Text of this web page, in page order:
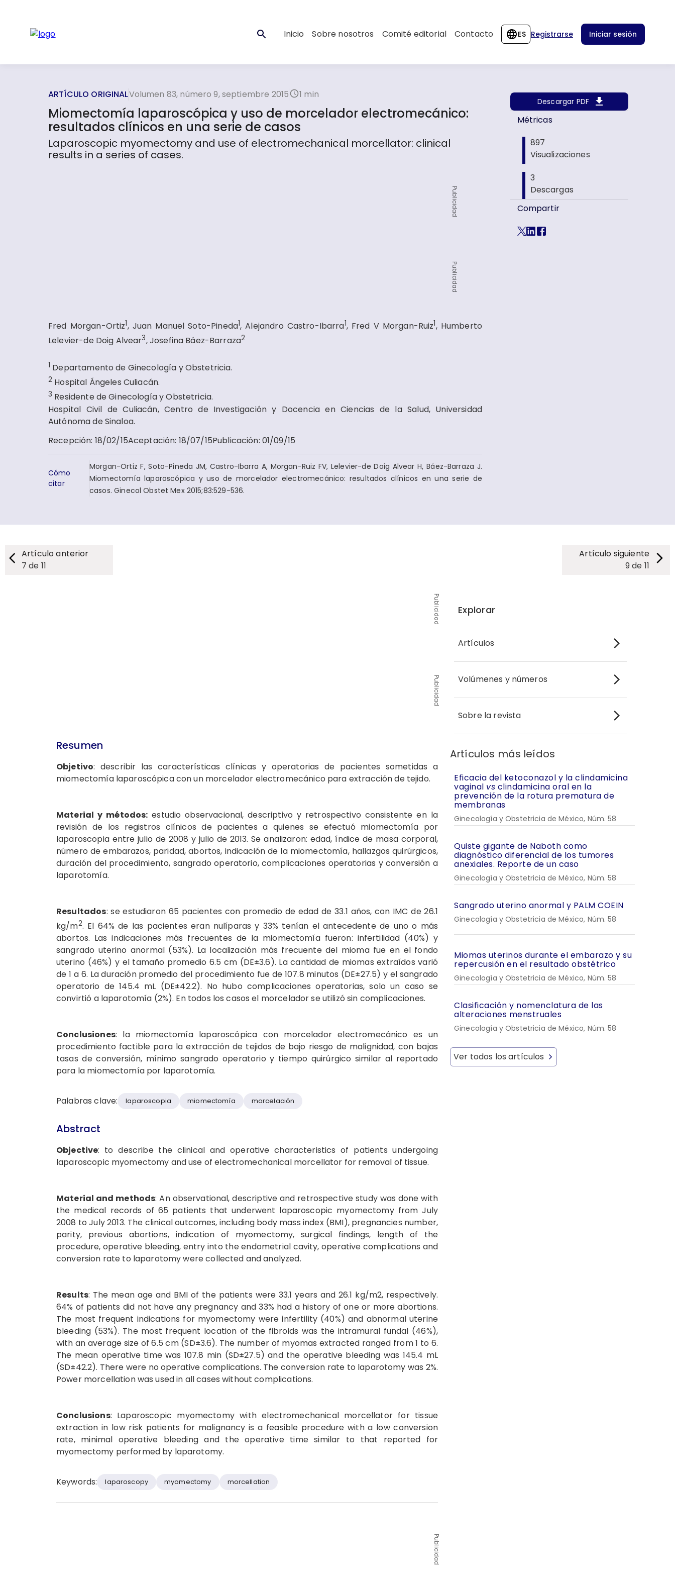
Inicio Sobre nosotros Comité editorial Contacto ES Registrarse Iniciar sesión
ARTÍCULO ORIGINALVolumen 83, número 9, septiembre 2015 1 min
Miomectomía laparoscópica y uso de morcelador electromecánico:
resultados clínicos en una serie de casos
Laparoscopic myomectomy and use of electromechanical morcellator: clinical
results in a series of cases.
Publicidad
Publicidad
Fred Morgan-Ortiz1, Juan Manuel Soto-Pineda1, Alejandro Castro-Ibarra1, Fred V Morgan-Ruiz1, Humberto
Lelevier-de Doig Alvear3, Josefina Báez-Barraza2
1 Departamento de Ginecología y Obstetricia.
2 Hospital Ángeles Culiacán.
3 Residente de Ginecología y Obstetricia.
Hospital Civil de Culiacán, Centro de Investigación y Docencia en Ciencias de la Salud, Universidad
Autónoma de Sinaloa.
Recepción: 18/02/15Aceptación: 18/07/15Publicación: 01/09/15
Cómo
citar
Morgan-Ortiz F, Soto-Pineda JM, Castro-Ibarra A, Morgan-Ruiz FV, Lelevier-de Doig Alvear H, Báez-Barraza J.
Miomectomía laparoscópica y uso de morcelador electromecánico: resultados clínicos en una serie de
casos. Ginecol Obstet Mex 2015;83:529-536.
Descargar PDF
Métricas
897
Visualizaciones
3
Descargas
Compartir
Artículo anterior
7 de 11
Artículo siguiente
9de 11
Publicidad
Publicidad
Resumen
Objetivo: describir las características clínicas y operatorias de pacientes sometidas a
miomectomía laparoscópica con un morcelador electromecánico para extracción de tejido.
Material y métodos: estudio observacional, descriptivo y retrospectivo consistente en la
revisión de los registros clínicos de pacientes a quienes se efectuó miomectomía por
laparoscopia entre julio de 2008 y julio de 2013. Se analizaron: edad, índice de masa corporal,
número de embarazos, paridad, abortos, indicación de la miomectomía, hallazgos quirúrgicos,
duración del procedimiento, sangrado operatorio, complicaciones operatorias y conversión a
laparotomía.
Resultados: se estudiaron 65 pacientes con promedio de edad de 33.1 años, con IMC de 26.1
kg/m2. El 64% de las pacientes eran nulíparas y 33% tenían el antecedente de uno o más
abortos. Las indicaciones más frecuentes de la miomectomía fueron: infertilidad (40%) y
sangrado uterino anormal (53%). La localización más frecuente del mioma fue en el fondo
uterino (46%) y el tamaño promedio 6.5 cm (DE±3.6). La cantidad de miomas extraídos varió
de 1 a 6. La duración promedio del procedimiento fue de 107.8 minutos (DE±27.5) y el sangrado
operatorio de 145.4 mL (DE±42.2). No hubo complicaciones operatorias, solo un caso se
convirtió a laparotomía (2%). En todos los casos el morcelador se utilizó sin complicaciones.
Conclusiones: la miomectomía laparoscópica con morcelador electromecánico es un
procedimiento factible para la extracción de tejidos de bajo riesgo de malignidad, con bajas
tasas de conversión, mínimo sangrado operatorio y tiempo quirúrgico similar al reportado
para la miomectomía por laparotomía.
Palabras clave: laparoscopia miomectomía morcelación
Abstract
Objective: to describe the clinical and operative characteristics of patients undergoing
laparoscopic myomectomy and use of electromechanical morcellator for removal of tissue.
Material and methods: An observational, descriptive and retrospective study was done with
the medical records of 65 patients that underwent laparoscopic myomectomy from July
2008 to July 2013. The clinical outcomes, including body mass index (BMI), pregnancies number,
parity, previous abortions, indication of myomectomy, surgical findings, length of the
procedure, operative bleeding, entry into the endometrial cavity, operative complications and
conversion rate to laparotomy were collected and analyzed.
Results: The mean age and BMI of the patients were 33.1 years and 26.1 kg/m2, respectively.
64% of patients did not have any pregnancy and 33% had a history of one or more abortions.
The most frequent indications for myomectomy were infertility (40%) and abnormal uterine
bleeding (53%). The most frequent location of the fibroids was the intramural fundal (46%),
with an average size of 6.5 cm (SD±3.6). The number of myomas extracted ranged from 1 to 6.
The mean operative time was 107.8 min (SD±27.5) and the operative bleeding was 145.4 mL
(SD±42.2). There were no operative complications. The conversion rate to laparotomy was 2%.
Power morcellation was used in all cases without complications.
Conclusions: Laparoscopic myomectomy with electromechanical morcellator for tissue
extraction in low risk patients for malignancy is a feasible procedure with a low conversion
rate, minimal operative bleeding and the operative time similar to that reported for
myomectomy performed by laparotomy.
Keywords: laparoscopy myomectomy morcellation
Publicidad
Explorar
Artículos
Volúmenes y números
Sobre la revista
Artículos más leídos
Eficacia del ketoconazol y la clindamicina
vaginal vs clindamicina oral en la
prevención de la rotura prematura de
membranas
Ginecología y Obstetricia de México, Núm. 58
Quiste gigante de Naboth como
diagnóstico diferencial de los tumores
anexiales. Reporte de un caso
Ginecología y Obstetricia de México, Núm. 58
Sangrado uterino anormal y PALM COEIN
Ginecología y Obstetricia de México, Núm. 58
Miomas uterinos durante el embarazo y su
repercusión en el resultado obstétrico
Ginecología y Obstetricia de México, Núm. 58
Clasificación y nomenclatura de las
alteraciones menstruales
Ginecología y Obstetricia de México, Núm. 58
Ver todos los artículos